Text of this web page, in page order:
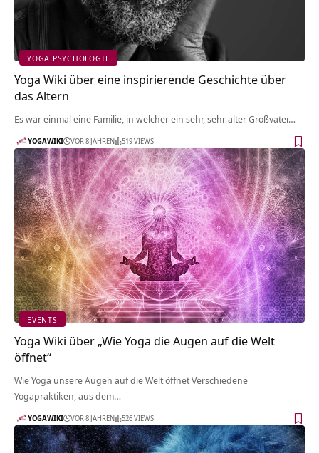
YOGA PSYCHOLOGIE
Yoga Wiki über eine inspirierende Geschichte über
das Altern
Es war einmal eine Familie, in welcher ein sehr, sehr alter Großvater…
YOGAWIKI VOR 8 JAHREN 519 VIEWS
EVENTS
Yoga Wiki über „Wie Yoga die Augen auf die Welt
öffnet“
Wie Yoga unsere Augen auf die Welt öffnet Verschiedene
Yogapraktiken, aus dem…
YOGAWIKI VOR 8 JAHREN 526 VIEWS